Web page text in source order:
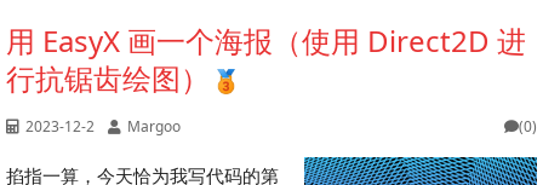
用 EasyX 画一个海报（使用 Direct2D 进
行抗锯齿绘图）
2023-12-2 Margoo (0)
掐指一算，今天恰为我写代码的第